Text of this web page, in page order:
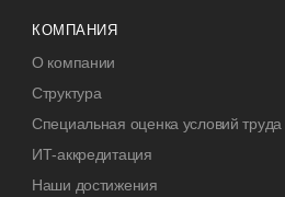
КОМПАНИЯ
О компании
Структура
Специальная оценка условий труда
ИТ-аккредитация
Наши достижения